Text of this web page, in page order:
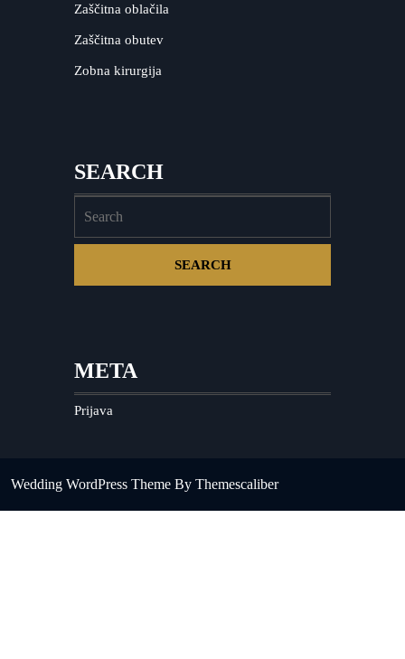
Zaščitna oblačila
Zaščitna obutev
Zobna kirurgija
SEARCH
META
Prijava
Wedding WordPress Theme By Themescaliber